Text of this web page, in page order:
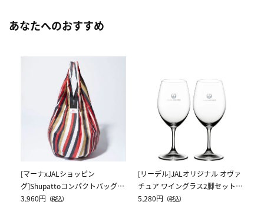
あなたへのおすすめ
[マーナxJALショッピン
グ]Shupattoコンパクトバッグ
Drop JAL客室乗務員（LC）スカ
3,960円 （税込）
[リーデル]JALオリジナル オヴァ
チュア ワイングラス2脚セット
（レッドワイン）
5,280円 （税込）